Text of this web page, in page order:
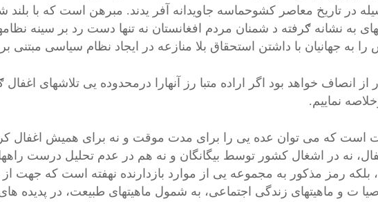
در تاریخ معاصر کشوحماسه جاویدانه آفر یدند. مبرهن است که با بلند
به نشانه ګرفته د شمنان مردم افغانستان نه تنها دست رد بر سینه
به جهانیان با داشتن استحقاق بلا منازعه در ایجاد نظام سیاسی مبتنی بر
از انصاف خواهد بود اگر اراده متبا رز آنهارا درمحدوده یی تلاشهای
نماییم.
است که می توان عده یی را برای مدت موقت و نه برای همیش اغفال
نه در اشغال کشور توسط بیگانگان و نه هم در عدم تحلیل درست
بلکه رمز مذکور به مجموعه یی از موارد بازدارنده نهفته است که جهت از
ت و ماهیتهای زندگی اجتماعی، به شمول ماهیتهای طبیعت، در پدیده